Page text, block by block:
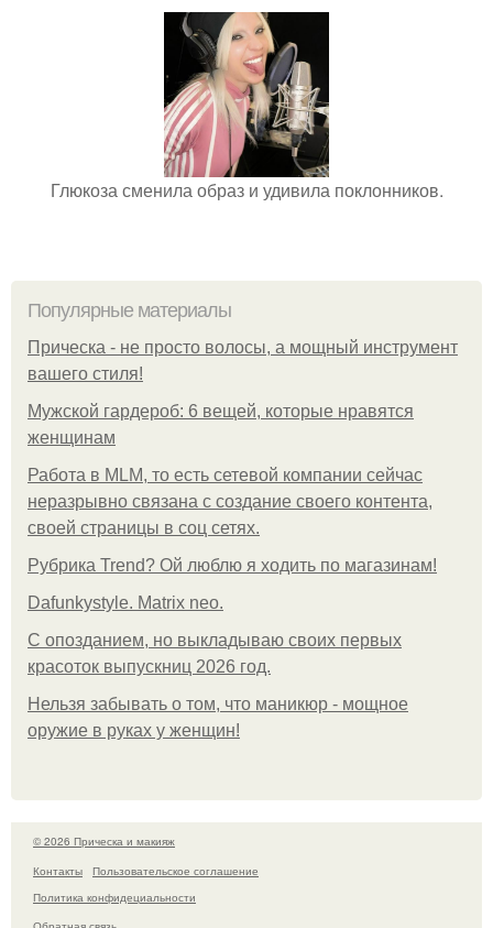
Глюкоза сменила образ и удивила поклонников.
Популярные материалы
Прическа - не просто волосы, а мощный инструмент
вашего стиля!
Мужской гардероб: 6 вещей, которые нравятся
женщинам
Работа в MLM, то есть сетевой компании сейчас
неразрывно связана с создание своего контента,
своей страницы в соц сетях.
Рубрика Trend? Ой люблю я ходить по магазинам!
Dafunkystyle. Matrix neo.
С опозданием, но выкладываю своих первых
красоток выпускниц 2026 год.
Нельзя забывать о том, что маникюр - мощное
оружие в руках у женщин!
© 2026 Прическа и макияж
Контакты
Пользовательское соглашение
Политика конфидециальности